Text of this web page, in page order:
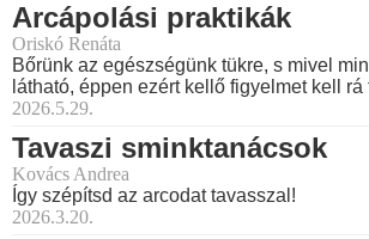
Arcápolási praktikák
Oriskó Renáta
Bőrünk az egészségünk tükre, s mivel
látható, éppen ezért kellő figyelmet kell rá
2026.5.29.
Tavaszi sminktanácsok
Kovács Andrea
Így szépítsd az arcodat tavasszal!
2026.3.20.